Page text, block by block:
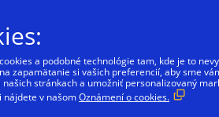
a podobné technológie tam, kde je to
zapamätanie si vašich preferencií, aby sme
našich stránkach a umožniť personalizovaný
nájdete v našomOznámení o cookies.